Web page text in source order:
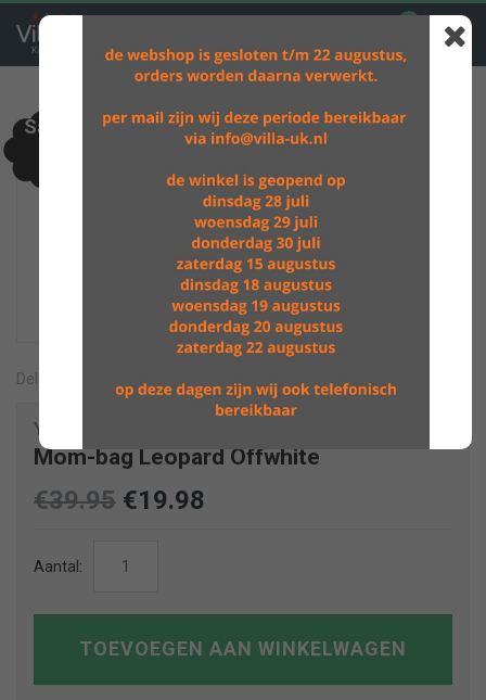
Sale
Delen
Your Wishes
Mom-bag Leopard Offwhite
€39.95 €19.98
Aantal:
Leopard
Offwhite
TOEVOEGEN AAN WINKELWAGEN